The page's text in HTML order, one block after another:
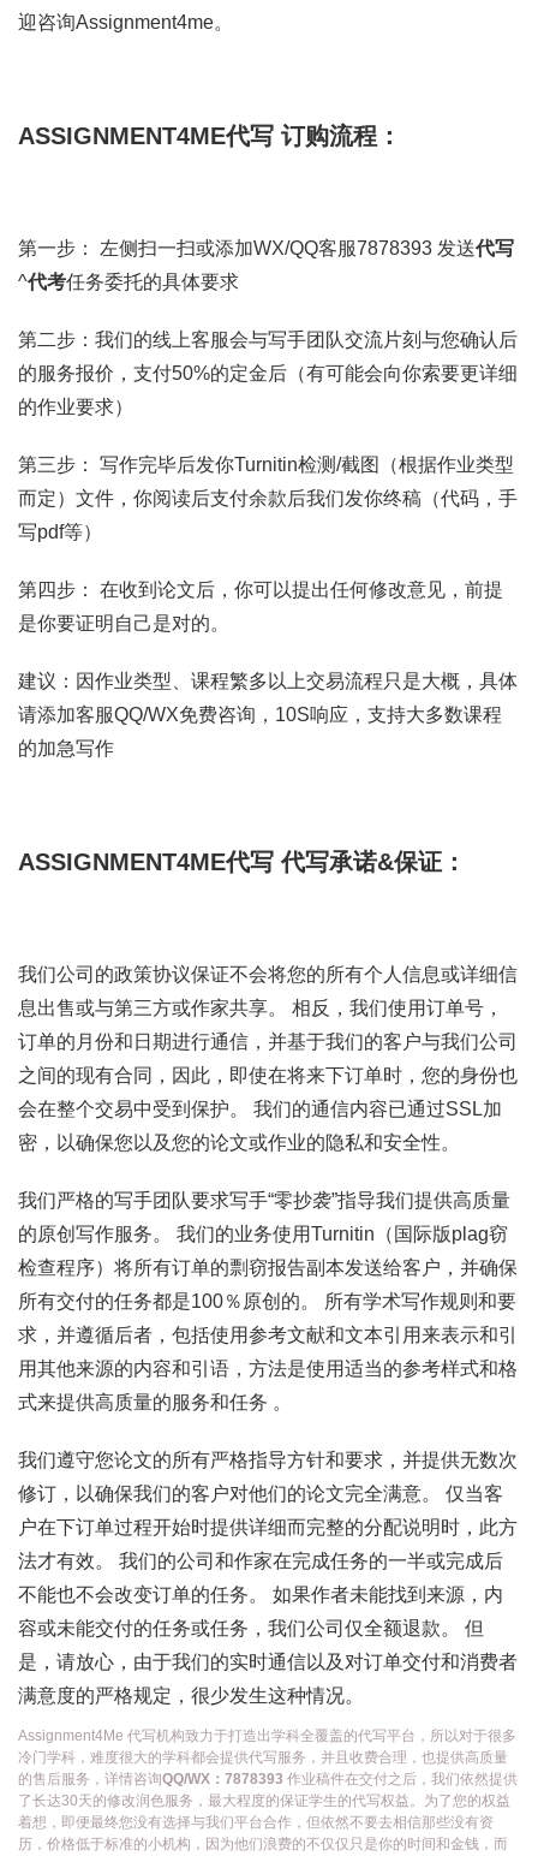
迎咨询Assignment4me。
ASSIGNMENT4ME代写 订购流程：
第一步： 左侧扫一扫或添加WX/QQ客服7878393 发送代写
^代考任务委托的具体要求
第二步：我们的线上客服会与写手团队交流片刻与您确认后
的服务报价，支付50%的定金后（有可能会向你索要更详细
的作业要求）
第三步： 写作完毕后发你Turnitin检测/截图（根据作业类型
而定）文件，你阅读后支付余款后我们发你终稿（代码，手
写pdf等）
第四步： 在收到论文后，你可以提出任何修改意见，前提
是你要证明自己是对的。
建议：因作业类型、课程繁多以上交易流程只是大概，具体
请添加客服QQ/WX免费咨询，10S响应，支持大多数课程
的加急写作
ASSIGNMENT4ME代写代写承诺&保证：
我们公司的政策协议保证不会将您的所有个人信息或详细信
息出售或与第三方或作家共享。 相反，我们使用订单号，
订单的月份和日期进行通信，并基于我们的客户与我们公司
之间的现有合同，因此，即使在将来下订单时，您的身份也
会在整个交易中受到保护。 我们的通信内容已通过SSL加
密，以确保您以及您的论文或作业的隐私和安全性。
我们严格的写手团队要求写手“零抄袭”指导我们提供高质量
的原创写作服务。 我们的业务使用Turnitin（国际版plag窃
检查程序）将所有订单的剽窃报告副本发送给客户，并确保
所有交付的任务都是100％原创的。 所有学术写作规则和要
求，并遵循后者，包括使用参考文献和文本引用来表示和引
用其他来源的内容和引语，方法是使用适当的参考样式和格
式来提供高质量的服务和任务 。
我们遵守您论文的所有严格指导方针和要求，并提供无数次
修订，以确保我们的客户对他们的论文完全满意。 仅当客
户在下订单过程开始时提供详细而完整的分配说明时，此方
法才有效。 我们的公司和作家在完成任务的一半或完成后
不能也不会改变订单的任务。 如果作者未能找到来源，内
容或未能交付的任务或任务，我们公司仅全额退款。 但
是，请放心，由于我们的实时通信以及对订单交付和消费者
满意度的严格规定，很少发生这种情况。
Assignment4Me 代写机构致力于打造出学科全覆盖的代写平台，所以对于很多
冷门学科，难度很大的学科都会提供代写服务，并且收费合理，也提供高质量
的售后服务，详情咨询QQ/WX：7878393 作业稿件在交付之后，我们依然提供
了长达30天的修改润色服务，最大程度的保证学生的代写权益。为了您的权益
着想，即便最终您没有选择与我们平台合作，但依然不要去相信那些没有资
历，价格低于标准的小机构，因为他们浪费的不仅仅只是你的时间和金钱，而